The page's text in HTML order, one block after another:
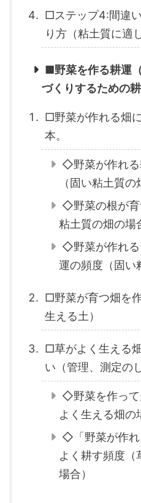
□ステップ4:間違
り方（粘土質に適
■野菜を作る耕運
づくりするための耕
□野菜が作れる畑
本。
◇野菜が作れる
（固い粘土質の
◇野菜の根が育
粘土質の畑の場
◇野菜が作れる
運の頻度（固い
□野菜が育つ畑を
生える土）
□草がよく生える
い（管理、測定の
◇野菜を作って
よく生える畑の
◇「野菜が作れ
よく耕す頻度（
場合）